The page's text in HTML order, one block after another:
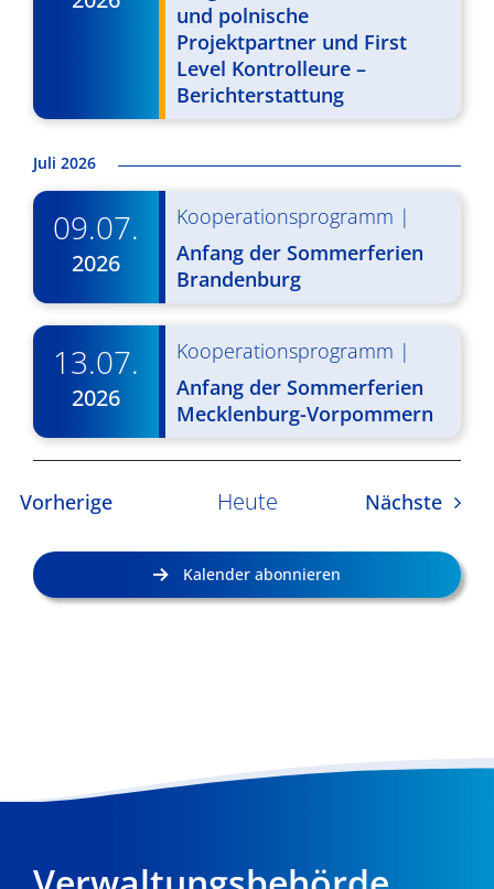
v
g
t
i
o
n
und polnische
Projektpartner und First
Level Kontrolleure –
Berichterstattung
Juli 2026
09.07.
2026
Kooperationsprogramm |
Anfang der Sommerferien
Brandenburg
13.07.
2026
Kooperationsprogramm |
Anfang der Sommerferien
Mecklenburg-Vorpommern
VorherigeVeranstaltungen
Heute Nächste
Kalender abonnieren